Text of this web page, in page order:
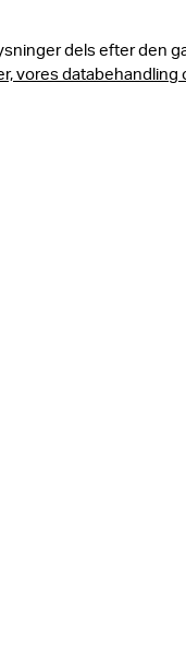
dels efter den
vores databehandling